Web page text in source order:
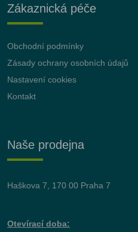
Zákaznická péče
Obchodní podmínky
Zásady ochrany osobních údajů
Nastavení cookies
Kontakt
Naše prodejna
Haškova 7, 170 00 Praha 7
Otevírací doba: